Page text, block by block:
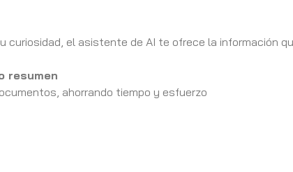
el asistente de AI te ofrece la información
resumen
ahorrando tiempo y esfuerzo